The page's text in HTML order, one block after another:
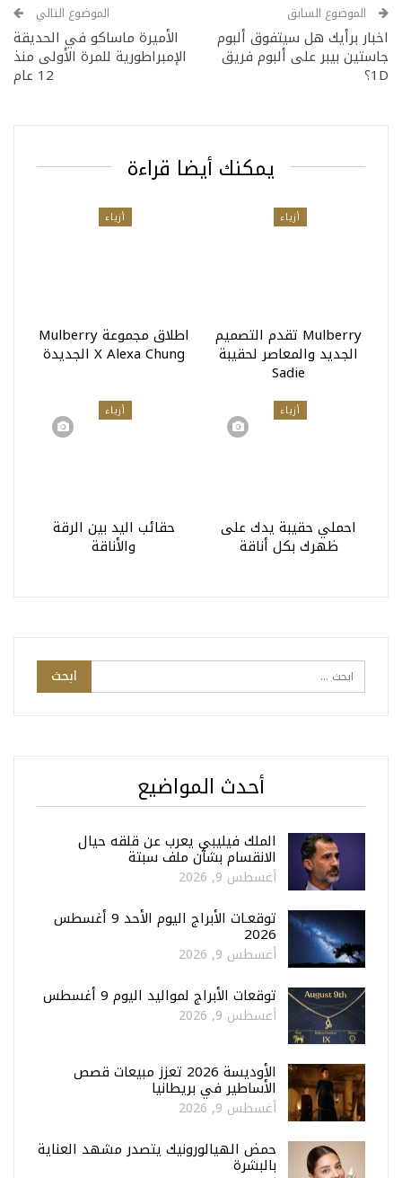
الموضوع السابق
اخبار برأيك هل سيتفوق ألبوم
جاستين بيبر على ألبوم فريق
1D؟
الموضوع التالي
الأميرة ماساكو في الحديقة
الإمبراطورية للمرة الأولى منذ
12 عام
يمكنك أيضا قراءة
أزياء
Mulberry تقدم التصميم
الجديد والمعاصر لحقيبة
Sadie
أزياء
اطلاق مجموعة Mulberry
X Alexa Chung الجديدة
أزياء
احملي حقيبة يدك على
ظهرك بكل أناقة
أزياء
حقائب اليد بين الرقة
والأناقة
أحدث المواضيع
الملك فيليبي يعرب عن قلقه حيال
الانقسام بشأن ملف سبتة
أغسطس 9, 2026
توقعـات الأبراج اليوم الأحد 9 أغسطس
2026
أغسطس 9, 2026
توقعات الأبراج لمواليد اليوم 9 أغسطس
أغسطس 9, 2026
الأوديسة 2026 تعزز مبيعات قصص
الأساطير في بريطانيا
أغسطس 9, 2026
حمض الهيالورونيك يتصدر مشهد العناية
بالبشرة